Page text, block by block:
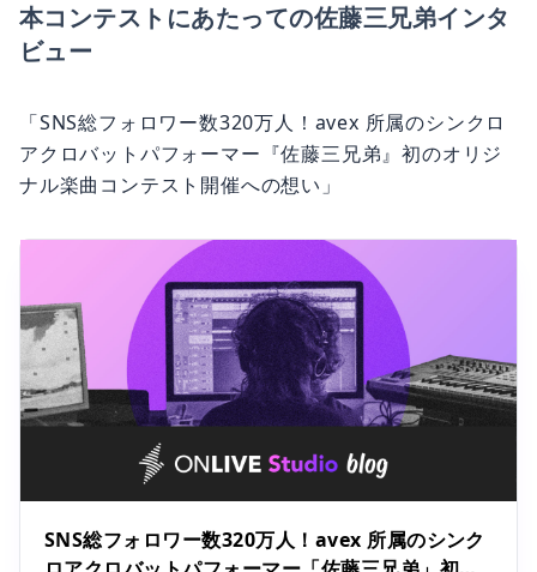
本コンテストにあたっての佐藤三兄弟インタ
ビュー
「SNS総フォロワー数320万人！avex 所属のシンクロ
アクロバットパフォーマー『佐藤三兄弟』初のオリジ
ナル楽曲コンテスト開催への想い」
SNS総フォロワー数320万人！avex 所属のシンク